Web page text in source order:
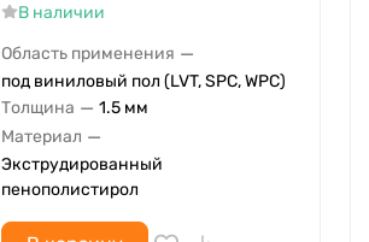
В наличии
Область применения —
под виниловый пол (LVT, SPC, WPC)
Толщина — 1.5 мм
Материал —
Экструдированный
пенополистирол